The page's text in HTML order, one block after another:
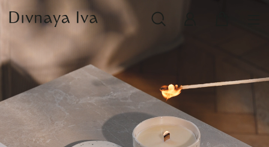
НОВИНКИ
СМОТРЕТЬ ВСЕ
РАСПРОДАЖА
ПОСУДА И СЕРВИРОВКА